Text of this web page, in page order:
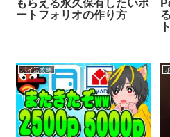
ートフォリオの作り方
ポイ活攻略